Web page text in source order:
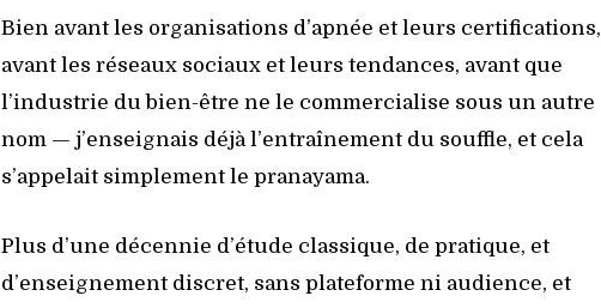
Bien avant les organisations d’apnée et leurs certifications,
avant les réseaux sociaux et leurs tendances, avant que
l’industrie du bien-être ne le commercialise sous un autre
nom — j’enseignais déjà l’entraînement du souffle, et cela
s’appelait simplement le pranayama.
Plus d’une décennie d’étude classique, de pratique, et
d’enseignement discret, sans plateforme ni audience, et